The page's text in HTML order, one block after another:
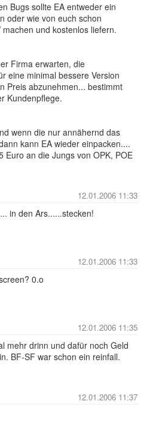
Bugs sollte EA entweder ein
oder wie von euch schon
und kostenlos liefern.
Firma erwarten, die
eine minimal bessere Version
Preis abzunehmen... bestimmt
Kundenpflege.
wenn die nur annähernd das
kann EA wieder einpacken....
Euro an die Jungs von OPK, POE
12.01.2006 11:33
in den Ars......stecken!
12.01.2006 11:33
0.o
12.01.2006 11:35
mehr drinn und dafür noch Geld
BF-SF war schon ein reinfall.
12.01.2006 11:37